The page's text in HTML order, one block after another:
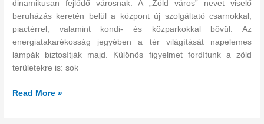
dinamikusan fejlődő városnak. A „Zöld város” nevet viselő
beruházás keretén belül a központ új szolgáltató csarnokkal,
piactérrel, valamint kondi- és közparkokkal bővül. Az
energiatakarékosság jegyében a tér világítását napelemes
lámpák biztosítják majd. Különös figyelmet fordítunk a zöld
területekre is: sok
Read More »